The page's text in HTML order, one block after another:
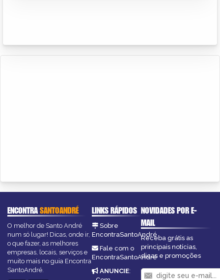
ENCONTRASANTOANDRÉ
O melhor de Santo André
num só lugar! Dicas, onde ir,
o que fazer, as melhores
empresas, locais, serviços e
muito mais no guia Encontra
SantoAndré.
LINKS RÁPIDOS
Sobre
EncontraSantoAndré
Fale com o
EncontraSantoAndré
ANUNCIE:
NOVIDADES POR E-
MAIL
Receba grátis as
principais notícias,
dicas e promoções